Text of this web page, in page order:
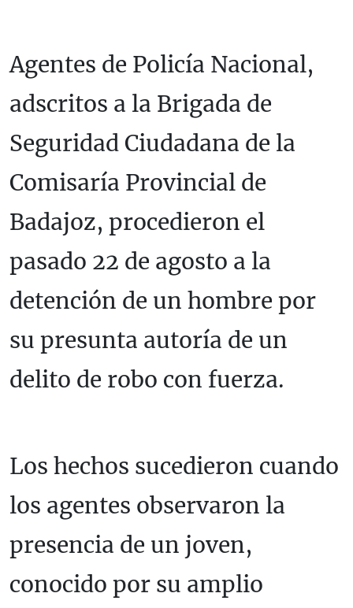
Agentes de Policía Nacional,
adscritos a la Brigada de
Seguridad Ciudadana de la
Comisaría Provincial de
Badajoz, procedieron el
pasado 22 de agosto a la
detención de un hombre por
su presunta autoría de un
delito de robo con fuerza.
Los hechos sucedieron cuando
los agentes observaron la
presencia de un joven,
conocido por su amplio